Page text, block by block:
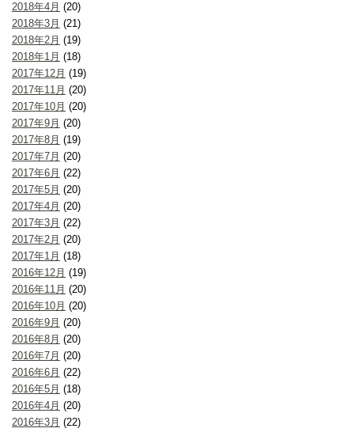
2018年4月 (20)
2018年3月 (21)
2018年2月 (19)
2018年1月 (18)
2017年12月 (19)
2017年11月 (20)
2017年10月 (20)
2017年9月 (20)
2017年8月 (19)
2017年7月 (20)
2017年6月 (22)
2017年5月 (20)
2017年4月 (20)
2017年3月 (22)
2017年2月 (20)
2017年1月 (18)
2016年12月 (19)
2016年11月 (20)
2016年10月 (20)
2016年9月 (20)
2016年8月 (20)
2016年7月 (20)
2016年6月 (22)
2016年5月 (18)
2016年4月 (20)
2016年3月 (22)